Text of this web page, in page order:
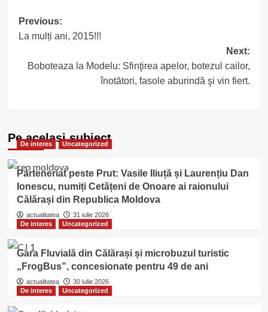
Post
navigation
Previous:
La mulți ani, 2015!!!
Next:
Boboteaza la Modelu: Sfinţirea apelor, botezul cailor,
înotători, fasole aburindă şi vin fiert.
Pe acelasi subiect
De interes Uncategorized
Parteneriat peste Prut: Vasile Iliuță și Laurențiu Dan
Ionescu, numiți Cetățeni de Onoare ai raionului
Călărași din Republica Moldova
actualitatea
31 iulie 2026
De interes
Uncategorized
Gara Fluvială din Călărași și microbuzul turistic
„FrogBus”, concesionate pentru 49 de ani
actualitatea
30 iulie 2026
De interes
Uncategorized